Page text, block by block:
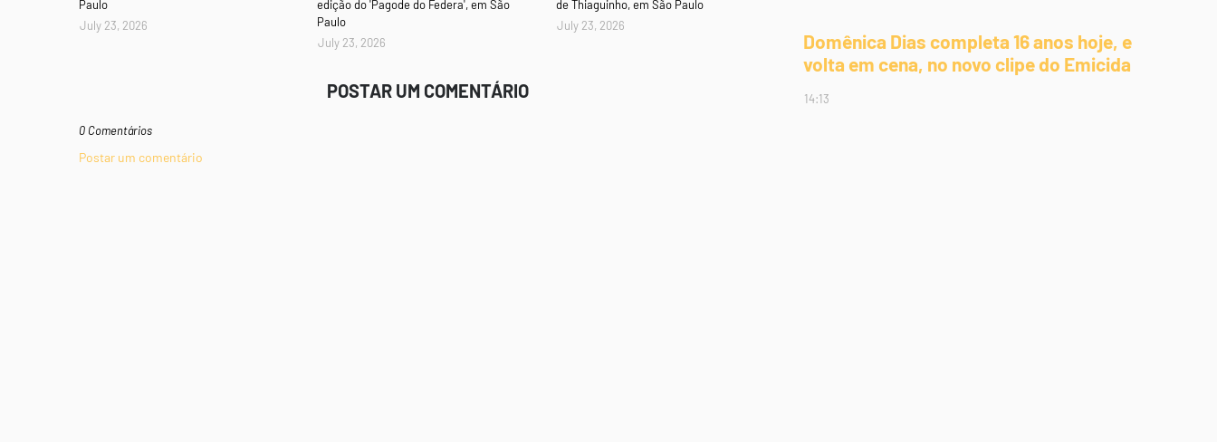
Paulo
July 23, 2026
edição do 'Pagode do Federa', em São
Paulo
July 23, 2026
de Thiaguinho, em São Paulo
July 23, 2026
POSTAR UM COMENTÁRIO
0 Comentários
Postar um comentário
Domênica Dias completa 16 anos hoje, e
volta em cena, no novo clipe do Emicida
14:13